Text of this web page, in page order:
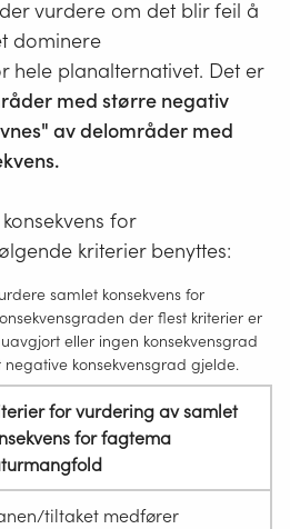
vurdere om det blir feil å
dominere
hele planalternativet. Det er
med større negativ
av delområder med
for
kriterier benyttes:
samlet konsekvens for
der flest kriterier er
eller ingen konsekvensgrad
konsekvensgrad gjelde.
for vurdering av samlet
for fagtema
tiltaket medfører